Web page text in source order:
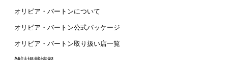
オリビア・バートンについて
オリビア・バートン公式パッケージ
オリビア・バートン取り扱い店一覧